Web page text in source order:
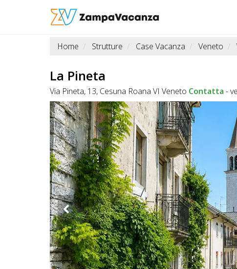
STRUTTURE
LUOGHI
OFFERTE
Home Strutture Case Vacanza Veneto
La Pineta
Via Pineta, 13, Cesuna Roana VI Veneto Contatta -